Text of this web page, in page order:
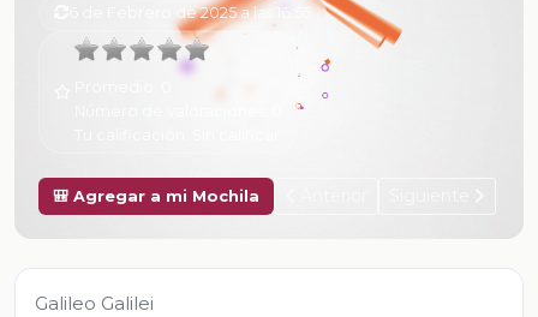
6 de Febrero de 2025 a las 16:55
🎒 Agregar a mi Mochila
Galileo Galilei